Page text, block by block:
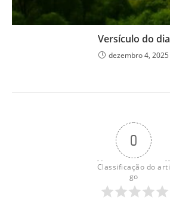
Versículo do dia
dezembro 4, 2025
0
Classificação do arti
go